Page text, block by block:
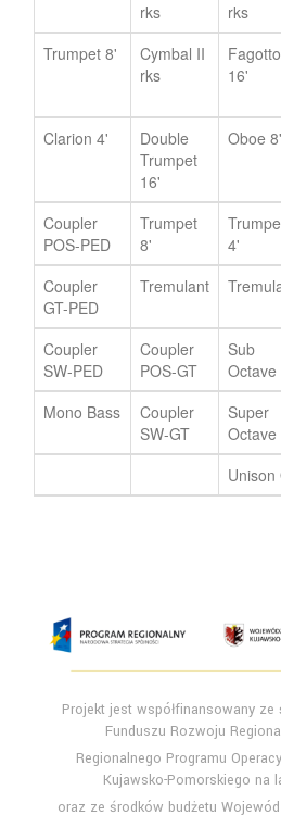
rks
rks
Trumpet 8'
Cymbal II
rks
Fagotto
16'
Clarion 4'
Double
Trumpet
16'
Oboe 8'
Coupler
POS-PED
Trumpet
8'
4'
Coupler
GT-PED
Tremulant
Coupler
SW-PED
Coupler
POS-GT
Sub
Octave
Mono Bass
Coupler
SW-GT
Super
Octave
Unison
Projekt jest współfinansowany
Funduszu Rozwoju
Regionalnego Programu
Kujawsko-Pomorskiego na
oraz ze środków budżetu